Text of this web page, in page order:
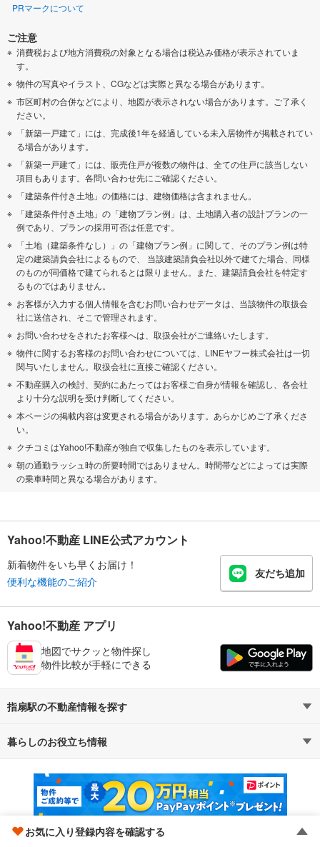
PRマークについて
ご注意
消費税および地方消費税の対象となる場合は税込み価格が表示されていま
す。
物件の写真やイラスト、CGなどは実際と異なる場合があります。
市区町村の合併などにより、地図が表示されない場合があります。ご了承く
ださい。
「新築一戸建て」には、完成後1年を経過している未入居物件が掲載されてい
る場合があります。
「新築一戸建て」には、販売住戸が複数の物件は、全ての住戸に該当しない
項目もあります。各問い合わせ先にご確認ください。
「建築条件付き土地」の価格には、建物価格は含まれません。
「建築条件付き土地」の「建物プラン例」は、土地購入者の設計プランの一
例であり、プランの採用可否は任意です。
「土地（建築条件なし）」の「建物プラン例」に関して、そのプラン例は特
定の建築請負会社によるもので、 当該建築請負会社以外で建てた場合、同様
のものが同価格で建てられるとは限りません。また、建築請負会社を特定す
るものではありません。
お客様が入力する個人情報を含むお問い合わせデータは、当該物件の取扱会
社に送信され、そこで管理されます。
お問い合わせをされたお客様へは、取扱会社がご連絡いたします。
物件に関するお客様のお問い合わせについては、LINEヤフー株式会社は一切
関与いたしません。取扱会社に直接ご確認ください。
不動産購入の検討、契約にあたってはお客様ご自身が情報を確認し、各会社
より十分な説明を受け判断してください。
本ページの掲載内容は変更される場合があります。あらかじめご了承くださ
い。
クチコミはYahoo!不動産が独自で収集したものを表示しています。
朝の通勤ラッシュ時の所要時間ではありません。時間帯などによっては実際
の乗車時間と異なる場合があります。
お気に入り登録内容を確認する
Yahoo!不動産 LINE公式アカウント
新着物件をいち早くお届け！
便利な機能のご紹介
友だち追加
Yahoo!不動産 アプリ
地図でサクッと物件探し
物件比較が手軽にできる
指扇駅の不動産情報を探す
不動産・住宅
新築マンション 中古マンション
新築一戸建て 中古一戸建て
暮らしのお役立ち情報
マンションカタログ 教えて！住まいの先生